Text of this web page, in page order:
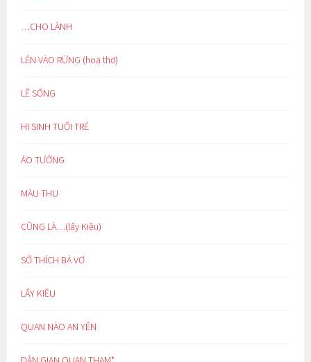
…CHO LÀNH
LẺN VÀO RỪNG (hoạ thơ)
LẼ SỐNG
HI SINH TUỔI TRẺ
ẢO TƯỞNG
MÀU THU
CŨNG LÀ…(lẩy Kiều)
SỞ THÍCH BÁ VƠ
LẨY KIỀU
QUAN NÀO AN YÊN